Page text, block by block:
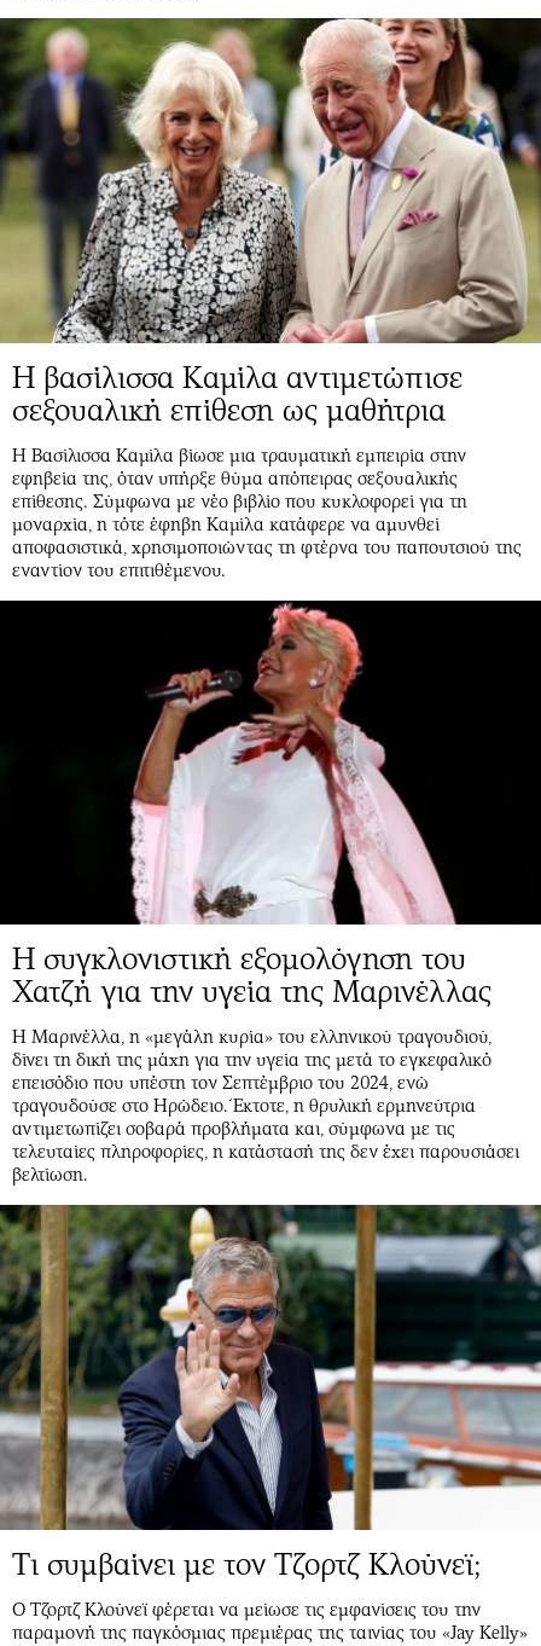
Η βασίλισσα Καμίλα αντιμετώπισε
σεξουαλική επίθεση ως μαθήτρια
Η Βασίλισσα Καμίλα βίωσε μια τραυματική εμπειρία στην
εφηβεία της, όταν υπήρξε θύμα απόπειρας σεξουαλικής
επίθεσης. Σύμφωνα με νέο βιβλίο που κυκλοφορεί για τη
μοναρχία, η τότε έφηβη Καμίλα κατάφερε να αμυνθεί
αποφασιστικά, χρησιμοποιώντας τη φτέρνα του παπουτσιού της
εναντίον του επιτιθέμενου.
Η συγκλονιστική εξομολόγηση του
Χατζή για την υγεία της Μαρινέλλας
Η Μαρινέλλα, η «μεγάλη κυρία» του ελληνικού τραγουδιού,
δίνει τη δική της μάχη για την υγεία της μετά το εγκεφαλικό
επεισόδιο που υπέστη τον Σεπτέμβριο του 2024, ενώ
τραγουδούσε στο Ηρώδειο. Έκτοτε, η θρυλική ερμηνεύτρια
αντιμετωπίζει σοβαρά προβλήματα και, σύμφωνα με τις
τελευταίες πληροφορίες, η κατάστασή της δεν έχει παρουσιάσει
βελτίωση.
Τι συμβαίνει με τον Τζορτζ Κλούνεϊ;
Ο Τζορτζ Κλούνεϊ φέρεται να μείωσε τις εμφανίσεις του την
παραμονή της παγκόσμιας πρεμιέρας της ταινίας του «Jay Kelly»